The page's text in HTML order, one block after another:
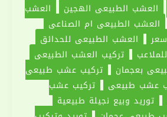
العشب الطبيعي الهجين
العشب
العشب الطبيعي ام الصناعي
العشب الطبيعي للحدائق
تركيب العشب الطبيعي
بعجمان
تركيب عشب طبيعى
عشب طبيعي
تركيب عشب
توريد وبيع نجيلة طبيعية